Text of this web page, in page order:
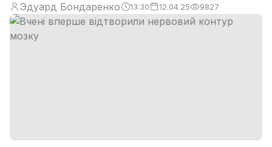
Эдуард Бондаренко 13:30 12.04.25 9827